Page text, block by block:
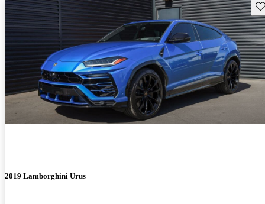
2019 Lamborghini Urus